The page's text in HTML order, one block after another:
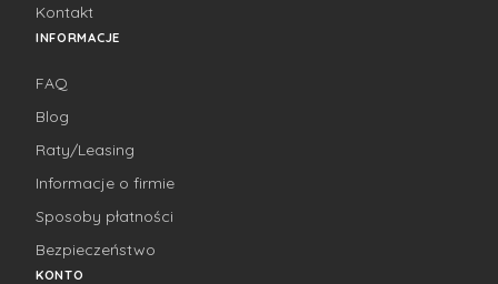
Kontakt
INFORMACJE
FAQ
Blog
Raty/Leasing
Informacje o firmie
Sposoby płatności
Bezpieczeństwo
KONTO